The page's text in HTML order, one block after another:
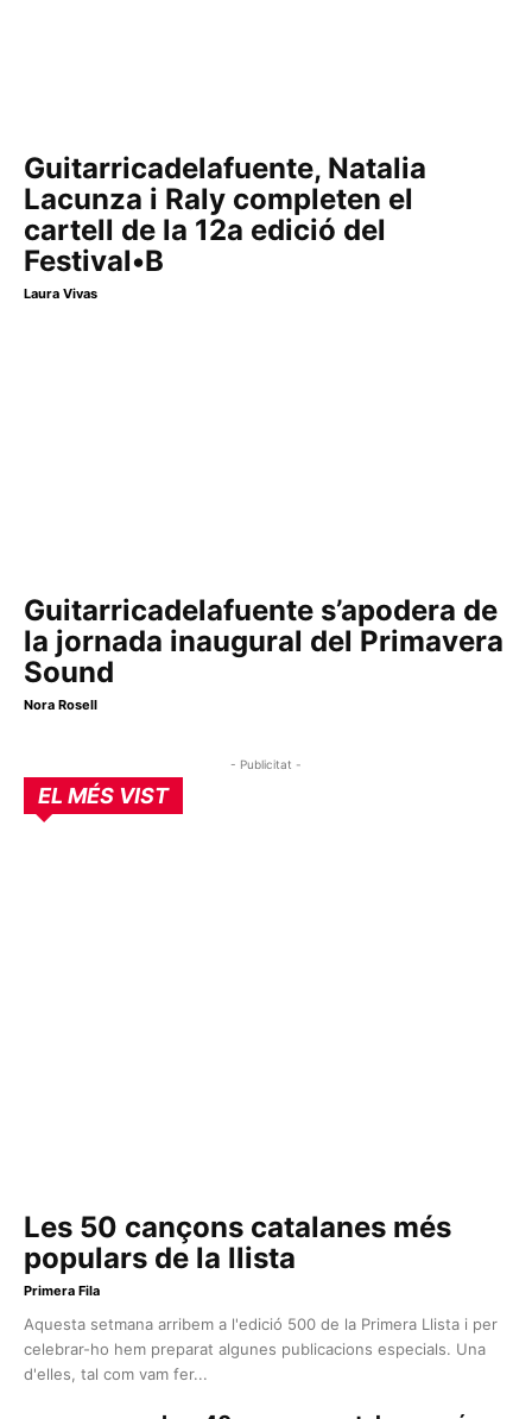
Guitarricadelafuente, Natalia
Lacunza i Raly completen el
cartell de la 12a edició del
Festival•B
Laura Vivas
Guitarricadelafuente s’apodera de
la jornada inaugural del Primavera
Sound
Nora Rosell
- Publicitat -
EL MÉS VIST
Les 50 cançons catalanes més
populars de la llista
Primera Fila
Aquesta setmana arribem a l'edició 500 de la Primera Llista i per
celebrar-ho hem preparat algunes publicacions especials. Una
d'elles, tal com vam fer...